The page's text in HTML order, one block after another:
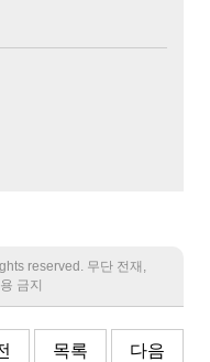
reserved. 무단 전재,
금지
목록 다음